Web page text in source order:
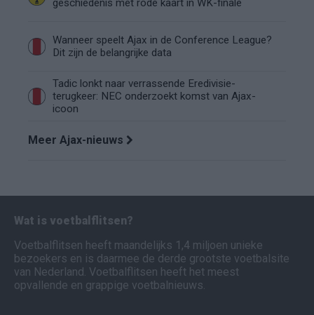
geschiedenis met rode kaart in WK-finale
Wanneer speelt Ajax in de Conference League?
Dit zijn de belangrijke data
Tadic lonkt naar verrassende Eredivisie-
terugkeer: NEC onderzoekt komst van Ajax-
icoon
Meer Ajax-nieuws
Wat is voetbalflitsen?
Voetbalflitsen heeft maandelijks 1,4 miljoen unieke
bezoekers en is daarmee de derde grootste voetbalsite
van Nederland. Voetbalflitsen heeft het meest
opvallende en grappige voetbalnieuws.